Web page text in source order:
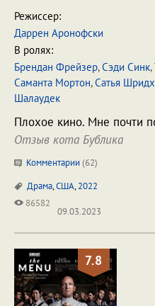
Режиссер:
Даррен Аронофски
В ролях:
Брендан Фрейзер,Сэди Синк,
Саманта Мортон,Сатья
Шалаудек
Плохое кино. Мне почти
Отзыв кота Бублика
Комментарии (62)
Драма,США,2022
86582
09.03.2023
7.8